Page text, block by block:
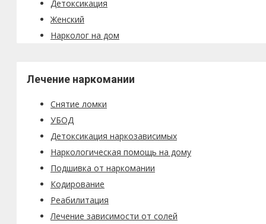
Детоксикация
Женский
Нарколог на дом
Лечение наркомании
Снятие ломки
УБОД
Детоксикация наркозависимых
Наркологическая помощь на дому
Подшивка от наркомании
Кодирование
Реабилитация
Лечение зависимости от солей